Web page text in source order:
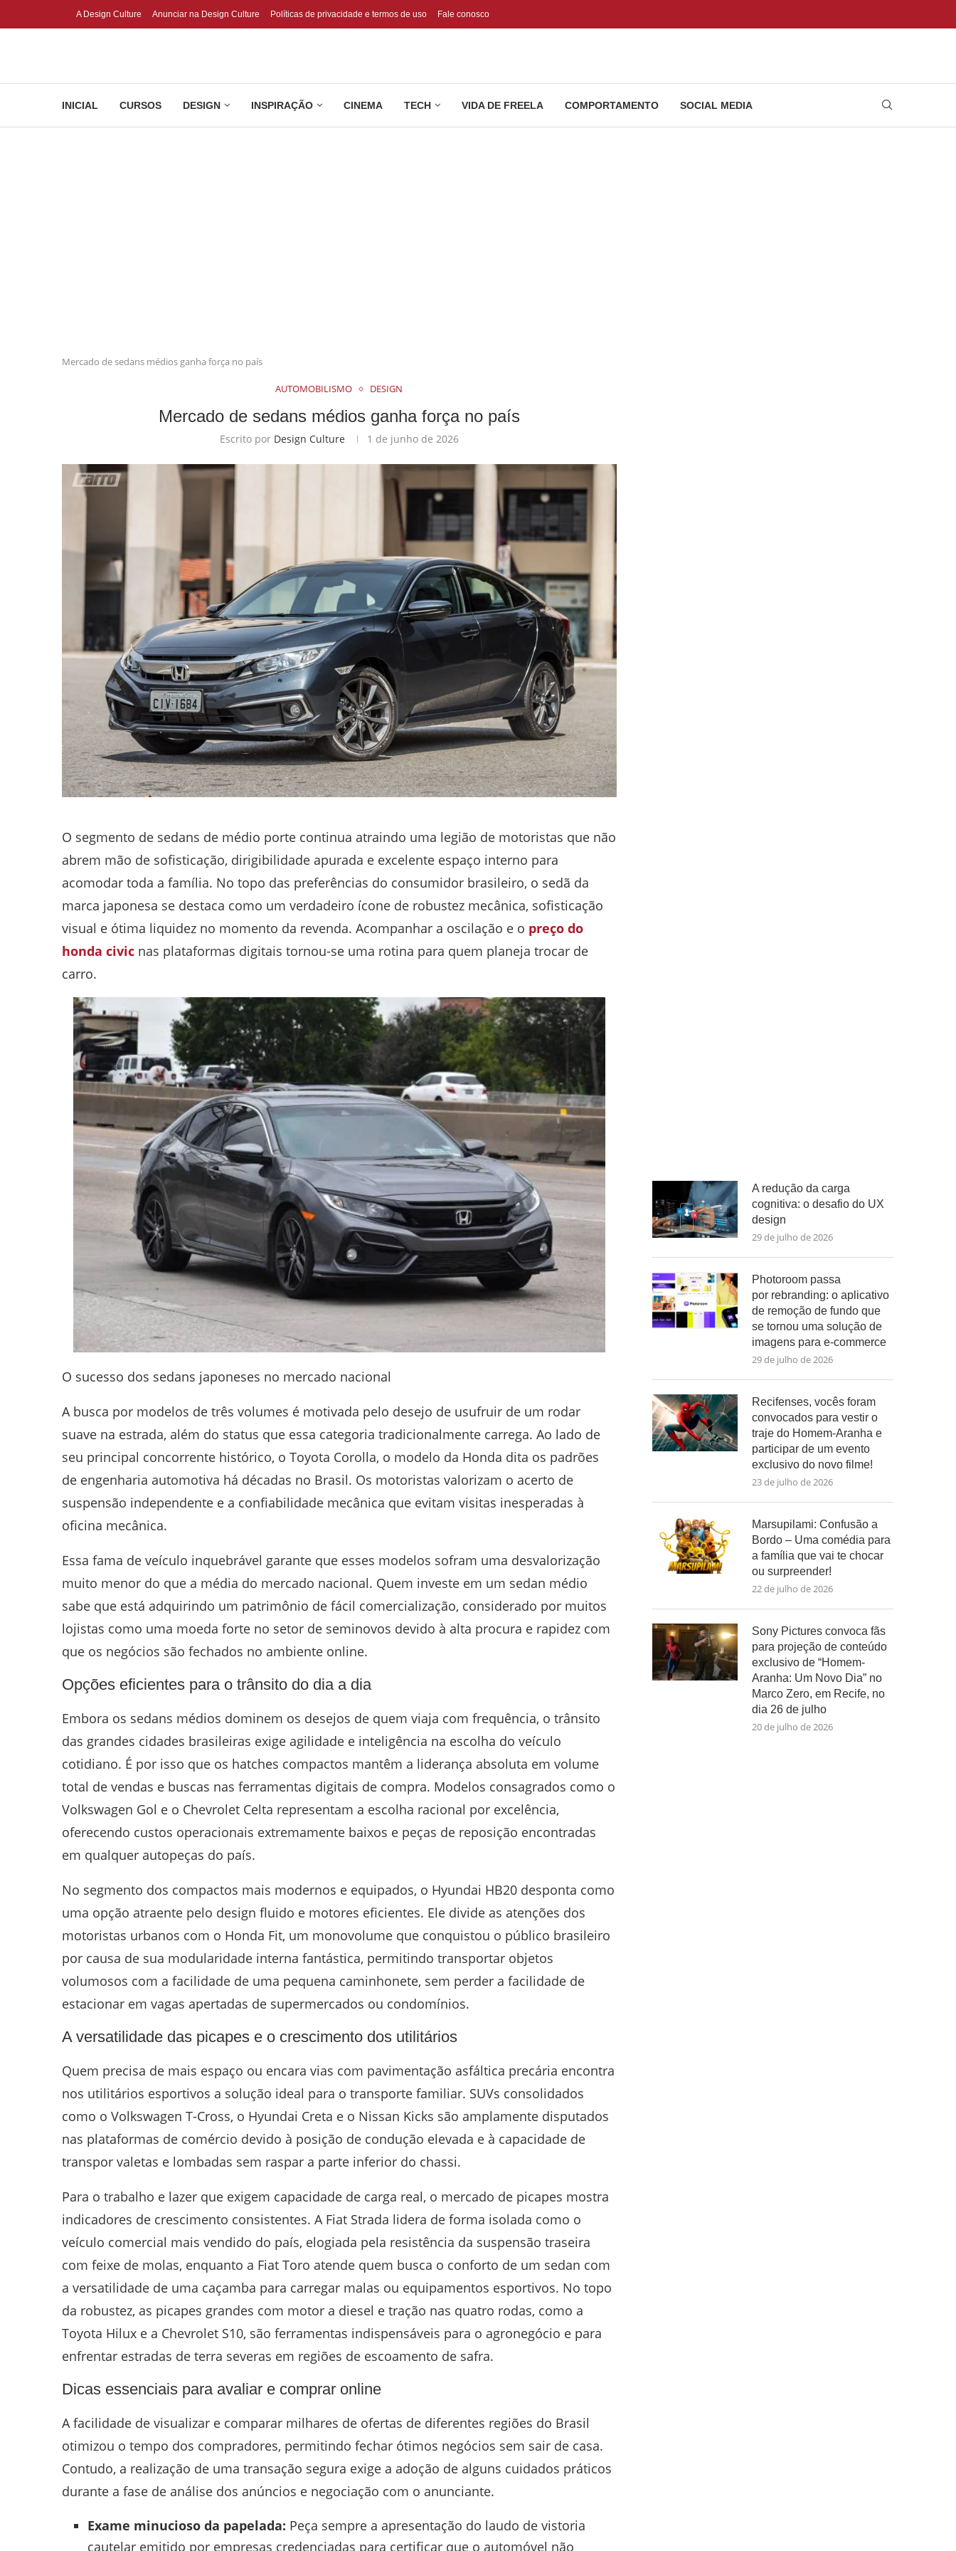
A Design Culture Anunciar na Design Culture Políticas de privacidade e termos de uso Fale conosco
INICIAL CURSOS DESIGN INSPIRAÇÃO CINEMA TECH VIDA DE FREELA COMPORTAMENTO SOCIAL MEDIA
Mercado de sedans médios ganha força no país
AUTOMOBILISMO DESIGN
Mercado de sedans médios ganha força no país
Escrito por Design Culture 1 de junho de 2026
O segmento de sedans de médio porte continua atraindo uma legião de motoristas que não
abrem mão de sofisticação, dirigibilidade apurada e excelente espaço interno para
acomodar toda a família. No topo das preferências do consumidor brasileiro, o sedã da
marca japonesa se destaca como um verdadeiro ícone de robustez mecânica, sofisticação
visual e ótima liquidez no momento da revenda. Acompanhar a oscilação e o preço do
honda civic nas plataformas digitais tornou-se uma rotina para quem planeja trocar de
carro.
O sucesso dos sedans japoneses no mercado nacional
A busca por modelos de três volumes é motivada pelo desejo de usufruir de um rodar
suave na estrada, além do status que essa categoria tradicionalmente carrega. Ao lado de
seu principal concorrente histórico, o Toyota Corolla, o modelo da Honda dita os padrões
de engenharia automotiva há décadas no Brasil. Os motoristas valorizam o acerto de
suspensão independente e a confiabilidade mecânica que evitam visitas inesperadas à
oficina mecânica.
Essa fama de veículo inquebrável garante que esses modelos sofram uma desvalorização
muito menor do que a média do mercado nacional. Quem investe em um sedan médio
sabe que está adquirindo um patrimônio de fácil comercialização, considerado por muitos
lojistas como uma moeda forte no setor de seminovos devido à alta procura e rapidez com
que os negócios são fechados no ambiente online.
Opções eficientes para o trânsito do dia a dia
Embora os sedans médios dominem os desejos de quem viaja com frequência, o trânsito
das grandes cidades brasileiras exige agilidade e inteligência na escolha do veículo
cotidiano. É por isso que os hatches compactos mantêm a liderança absoluta em volume
total de vendas e buscas nas ferramentas digitais de compra. Modelos consagrados como o
Volkswagen Gol e o Chevrolet Celta representam a escolha racional por excelência,
oferecendo custos operacionais extremamente baixos e peças de reposição encontradas
em qualquer autopeças do país.
No segmento dos compactos mais modernos e equipados, o Hyundai HB20 desponta como
uma opção atraente pelo design fluido e motores eficientes. Ele divide as atenções dos
motoristas urbanos com o Honda Fit, um monovolume que conquistou o público brasileiro
por causa de sua modularidade interna fantástica, permitindo transportar objetos
volumosos com a facilidade de uma pequena caminhonete, sem perder a facilidade de
estacionar em vagas apertadas de supermercados ou condomínios.
A versatilidade das picapes e o crescimento dos utilitários
Quem precisa de mais espaço ou encara vias com pavimentação asfáltica precária encontra
nos utilitários esportivos a solução ideal para o transporte familiar. SUVs consolidados
como o Volkswagen T-Cross, o Hyundai Creta e o Nissan Kicks são amplamente disputados
nas plataformas de comércio devido à posição de condução elevada e à capacidade de
transpor valetas e lombadas sem raspar a parte inferior do chassi.
Para o trabalho e lazer que exigem capacidade de carga real, o mercado de picapes mostra
indicadores de crescimento consistentes. A Fiat Strada lidera de forma isolada como o
veículo comercial mais vendido do país, elogiada pela resistência da suspensão traseira
com feixe de molas, enquanto a Fiat Toro atende quem busca o conforto de um sedan com
a versatilidade de uma caçamba para carregar malas ou equipamentos esportivos. No topo
da robustez, as picapes grandes com motor a diesel e tração nas quatro rodas, como a
Toyota Hilux e a Chevrolet S10, são ferramentas indispensáveis para o agronegócio e para
enfrentar estradas de terra severas em regiões de escoamento de safra.
Dicas essenciais para avaliar e comprar online
A facilidade de visualizar e comparar milhares de ofertas de diferentes regiões do Brasil
otimizou o tempo dos compradores, permitindo fechar ótimos negócios sem sair de casa.
Contudo, a realização de uma transação segura exige a adoção de alguns cuidados práticos
durante a fase de análise dos anúncios e negociação com o anunciante.
Exame minucioso da papelada: Peça sempre a apresentação do laudo de vistoria
cautelar emitido por empresas credenciadas para certificar que o automóvel não
A redução da carga
cognitiva: o desafio do UX
design
29 de julho de 2026
Photoroom passa
por rebranding: o aplicativo
de remoção de fundo que
se tornou uma solução de
imagens para e-commerce
29 de julho de 2026
Recifenses, vocês foram
convocados para vestir o
traje do Homem-Aranha e
participar de um evento
exclusivo do novo filme!
23 de julho de 2026
Marsupilami: Confusão a
Bordo – Uma comédia para
a família que vai te chocar
ou surpreender!
22 de julho de 2026
Sony Pictures convoca fãs
para projeção de conteúdo
exclusivo de “Homem-
Aranha: Um Novo Dia” no
Marco Zero, em Recife, no
dia 26 de julho
20 de julho de 2026